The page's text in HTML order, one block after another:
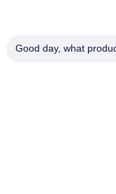
Good day, what